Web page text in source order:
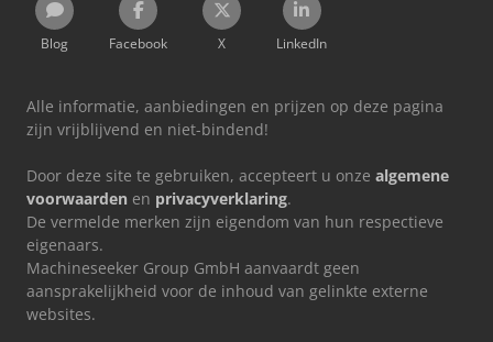
Blog Facebook X LinkedIn
Alle informatie, aanbiedingen en prijzen op deze pagina
zijn vrijblijvend en niet-bindend!
Door deze site te gebruiken, accepteert u onze algemene
voorwaarden en privacyverklaring.
De vermelde merken zijn eigendom van hun respectieve
eigenaars.
Machineseeker Group GmbH aanvaardt geen
aansprakelijkheid voor de inhoud van gelinkte externe
websites.